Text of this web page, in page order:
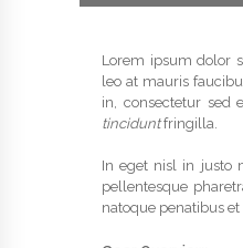
Lorem ipsum dolor
leo at mauris
in, consectetur sed
tinciduntfringilla.
In eget nisl in justo
pellentesque
natoque penatibus